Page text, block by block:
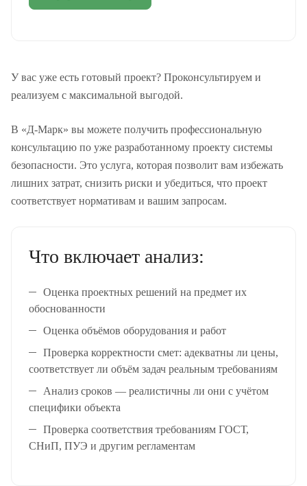
У вас уже есть готовый проект? Проконсультируем и
реализуем с максимальной выгодой.
В «Д-Марк» вы можете получить профессиональную
консультацию по уже разработанному проекту системы
безопасности. Это услуга, которая позволит вам избежать
лишних затрат, снизить риски и убедиться, что проект
соответствует нормативам и вашим запросам.
Что включает анализ:
Оценка проектных решений на предмет их
обоснованности
Оценка объёмов оборудования и работ
Проверка корректности смет: адекватны ли цены,
соответствует ли объём задач реальным требованиям
Анализ сроков — реалистичны ли они с учётом
специфики объекта
Проверка соответствия требованиям ГОСТ,
СНиП, ПУЭ и другим регламентам